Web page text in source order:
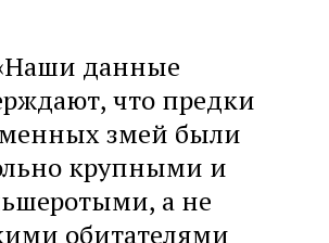
данные
что предки
змей были
крупными и
а не
обитателями